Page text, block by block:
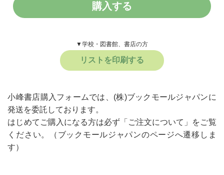
購入する
▼学校・図書館、書店の方
リストを印刷する
小峰書店購入フォームでは、(株)ブックモールジャパンに
発送を委託しております。
はじめてご購入になる方は必ず 「ご注文について」 をご覧
ください。
（ブックモールジャパンのページへ遷移しま
す）